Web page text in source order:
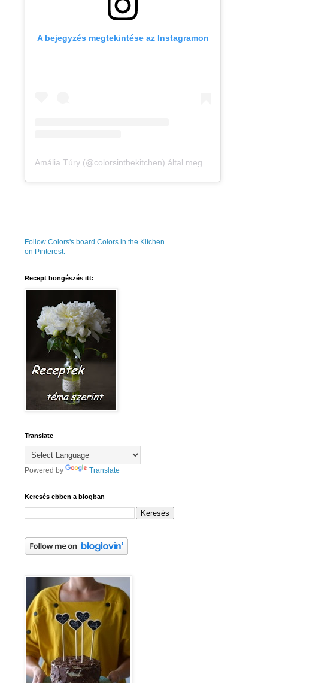
A bejegyzés megtekintése az Instagramon
Amália Túry (@colorsinthekitchen) által megosztott bejegyzés
Follow Colors's board Colors in the Kitchen
on Pinterest.
Recept böngészés itt:
Translate
Powered by Translate
Keresés ebben a blogban